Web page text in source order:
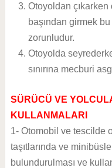
Otoyoldan çıkarken
başından girmek
zorunludur.
Otoyolda
sınırına mecburi
SÜRÜCÜ VE
KULLANMALARI
1- Otomobil ve tescilde
taşıtlarında ve
bulundurulması ve